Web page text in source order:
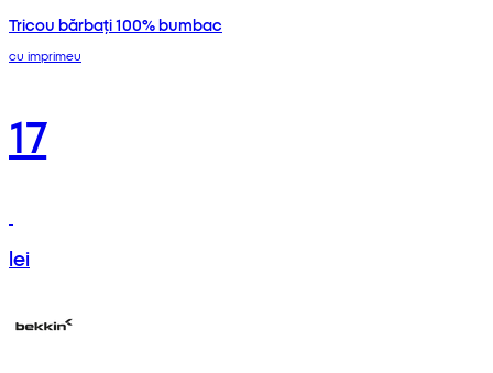
Tricou bărbați 100% bumbac
cu imprimeu
17
lei